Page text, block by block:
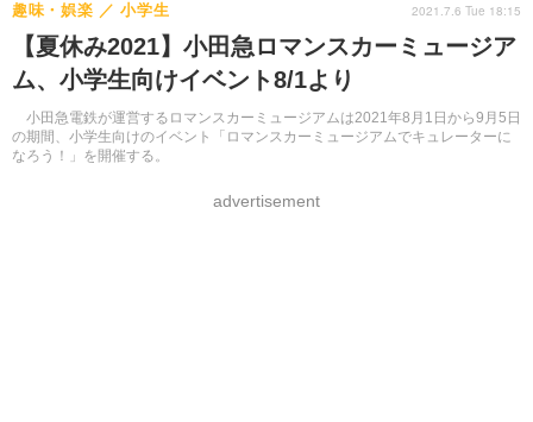
共通テスト 夏休み
8月開催イベント・WS 全国公立高校 過去問 人気記事
自由研究教材（小学生向け） 自由研究教材（中学生向け）
【夏休み2021】小田急ロマンスカーミュージア
ム、小学生向けイベント8/1より
小田急電鉄が運営するロマンスカーミュージアムは2021年8月1日から9月5日
の期間、小学生向けのイベント「ロマンスカーミュージアムでキュレーターに
なろう！」を開催する。
趣味・娯楽 小学生
advertisement
2021.7.6 Tue 18:15